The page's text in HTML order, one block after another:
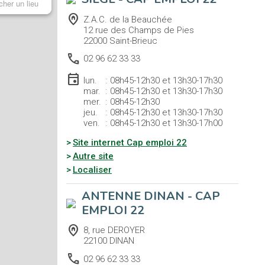
home_pin Z.A.C. de la Beauchée
12 rue des Champs de Pies
22000 Saint-Brieuc
call 02 96 62 33 33
event lun. : 08h45-12h30 et 13h30-17h30
mar.
: 08h45-12h30 et 13h30-17h30
mer.
: 08h45-12h30
jeu.
: 08h45-12h30 et 13h30-17h30
ven.
: 08h45-12h30 et 13h30-17h00
Site internet Cap emploi 22
Autre site
Localiser
ANTENNE DINAN - CAP
EMPLOI 22
home_pin 8, rue DEROYER
22100 DINAN
call 02 96 62 33 33